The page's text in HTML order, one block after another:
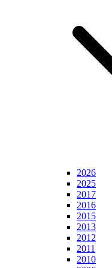
2026
2025
2017
2016
2015
2013
2012
2011
2010